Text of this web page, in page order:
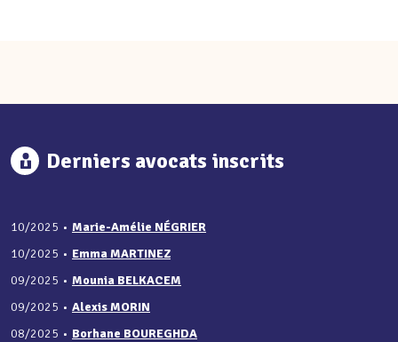
Derniers avocats inscrits
10/2025 • Marie-Amélie NÉGRIER
10/2025 • Emma MARTINEZ
09/2025 • Mounia BELKACEM
09/2025 • Alexis MORIN
08/2025 • Borhane BOUREGHDA